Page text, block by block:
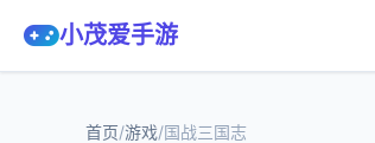
小茂爱手游
首页/游戏/国战三国志